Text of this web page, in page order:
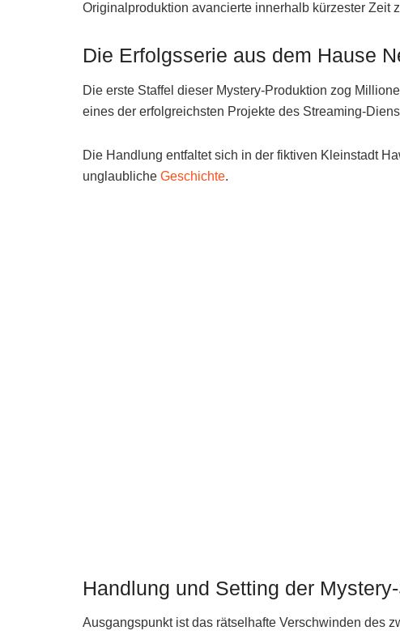
Originalproduktion avancierte innerhalb kürzester Zeit
Die Erfolgsserie aus dem Hause
Die erste Staffel dieser Mystery-Produktion zog
eines der erfolgreichsten Projekte des Streaming-
Die Handlung entfaltet sich in der fiktiven Kleinstadt
unglaubliche Geschichte.
Handlung und Setting der
Ausgangspunkt ist das rätselhafte Verschwinden des